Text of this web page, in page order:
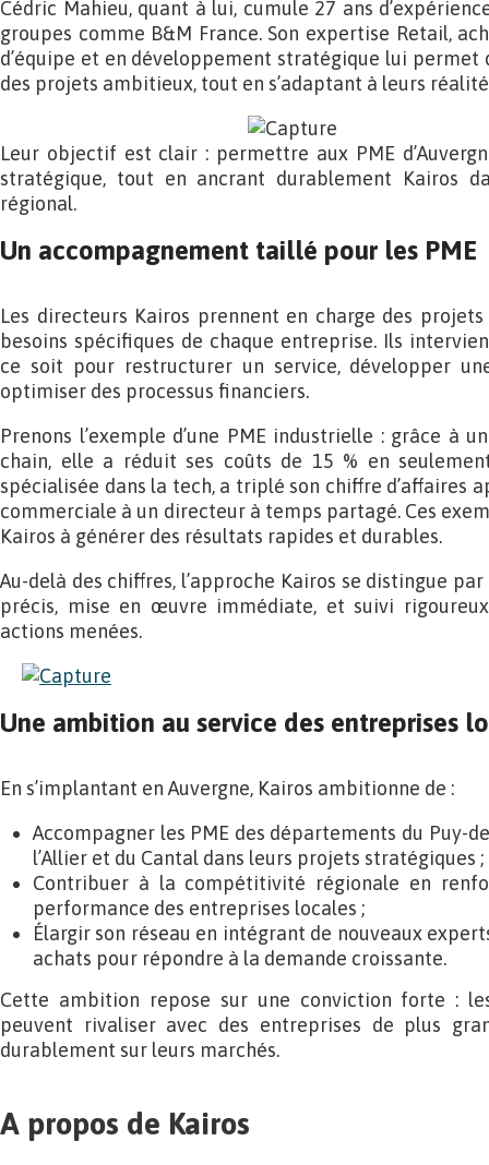
Cédric Mahieu, quant à lui, cumule 27 ans
groupes comme B&M France. Son expertise Retail,
d’équipe et en développement stratégique lui permet
des projets ambitieux, tout en s’adaptant à leurs
Leur objectif est clair : permettre aux PME
stratégique, tout en ancrant durablement Kairos
régional.
Un accompagnement taillé pour les PME
Les directeurs Kairos prennent en charge des
besoins spécifiques de chaque entreprise. Ils
ce soit pour restructurer un service, développer
optimiser des processus financiers.
Prenons l’exemple d’une PME industrielle : grâce à
chain, elle a réduit ses coûts de 15 % en
spécialisée dans la tech, a triplé son chiffre d’affaires
commerciale à un directeur à temps partagé. Ces
Kairos à générer des résultats rapides et durables.
Au-delà des chiffres, l’approche Kairos se distingue
précis, mise en œuvre immédiate, et suivi
actions menées.
Une ambition au service des entreprises
En s’implantant en Auvergne, Kairos ambitionne de :
Accompagner les PME des départements du Puy-
l’Allier et du Cantal dans leurs projets stratégiques ;
Contribuer à la compétitivité régionale en
performance des entreprises locales ;
Élargir son réseau en intégrant de nouveaux
achats pour répondre à la demande croissante.
Cette ambition repose sur une conviction forte :
peuvent rivaliser avec des entreprises de plus
durablement sur leurs marchés.
A propos de Kairos